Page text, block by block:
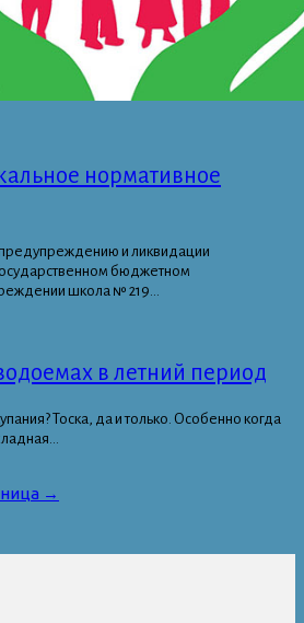
нормативное
и ликвидации
бюджетном
школа № 219...
в летний период
Тоска, да и только. Особенно когда
→